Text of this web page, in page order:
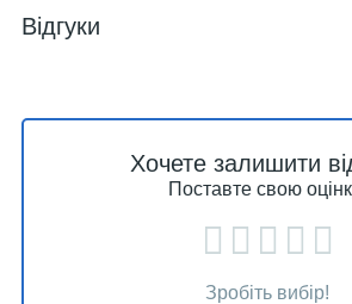
Відгуки
Хочете залишити
Поставте свою
Зробіть вибір!